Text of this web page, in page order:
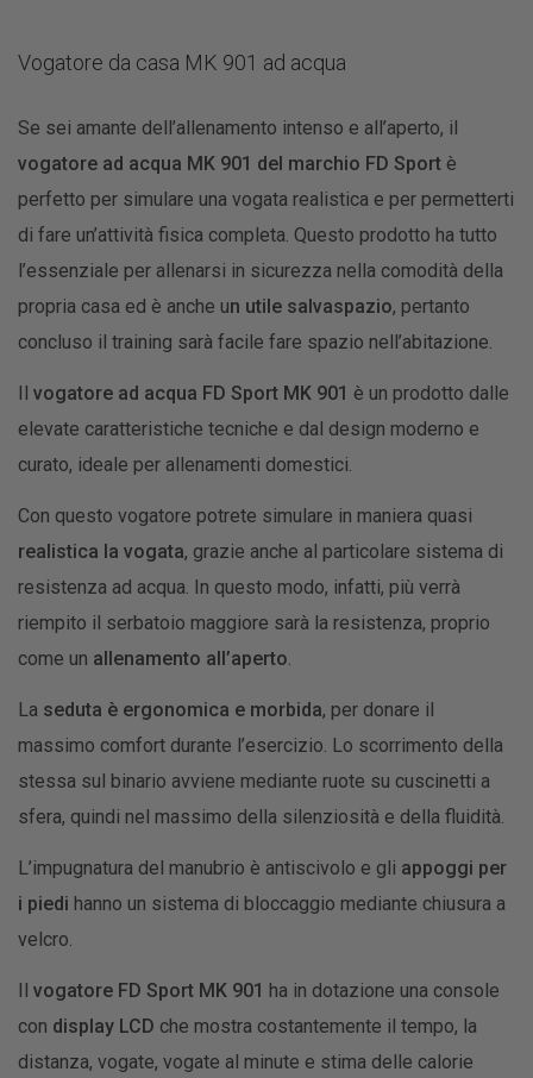
Vogatore da casa MK 901 ad acqua
Se sei amante dell’allenamento intenso e all’aperto, il
vogatore ad acqua MK 901 del marchio FD Sport è
perfetto per simulare una vogata realistica e per permetterti
di fare un’attività fisica completa. Questo prodotto ha tutto
l’essenziale per allenarsi in sicurezza nella comodità della
propria casa ed è anche un utile salvaspazio, pertanto
concluso il training sarà facile fare spazio nell’abitazione.
Il vogatore ad acqua FD Sport MK 901 è un prodotto dalle
elevate caratteristiche tecniche e dal design moderno e
curato, ideale per allenamenti domestici.
Con questo vogatore potrete simulare in maniera quasi
realistica la vogata, grazie anche al particolare sistema di
resistenza ad acqua. In questo modo, infatti, più verrà
riempito il serbatoio maggiore sarà la resistenza, proprio
come un allenamento all’aperto
La seduta è ergonomica e morbida, per donare il
massimo comfort durante l’esercizio. Lo scorrimento della
stessa sul binario avviene mediante ruote su cuscinetti a
sfera, quindi nel massimo della silenziosità e della fluidità.
L’impugnatura del manubrio è antiscivolo e gli appoggi per
i piedi hanno un sistema di bloccaggio mediante chiusura a
velcro.
Il vogatore FD Sport MK 901 ha in dotazione una console
con display LCD che mostra costantemente il tempo, la
distanza, vogate, vogate al minute e stima delle calorie